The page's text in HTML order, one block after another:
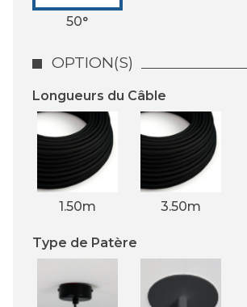
50°
OPTION(S)
Longueurs du Câble
1.50m 3.50m
Type de Patère